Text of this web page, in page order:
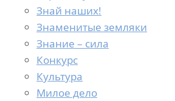
Знай наших!
Знаменитые земляки
Знание – сила
Конкурс
Культура
Милое дело